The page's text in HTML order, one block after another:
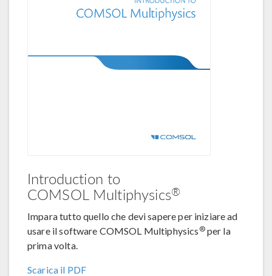
Introduction to
COMSOL Multiphysics®
Impara tutto quello che devi sapere per iniziare ad
usare il software COMSOL Multiphysics ®per la
prima volta.
Scarica il PDF